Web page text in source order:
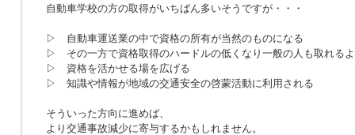
自動車学校の方の取得がいちばん多いそうですが・・・
▷ 自動車運送業の中で資格の所有が当然のものになる
▷ その一方で資格取得のハードルの低くなり一般の人も取れる
▷ 資格を活かせる場を広げる
▷ 知識や情報が地域の交通安全の啓蒙活動に利用される
そういった方向に進めば、
より交通事故減少に寄与するかもしれません。